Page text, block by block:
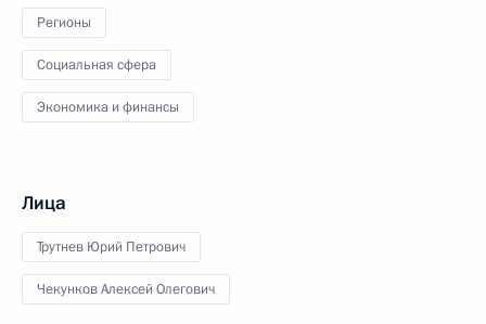
Регионы
Социальная сфера
Экономика и финансы
Лица
Трутнев Юрий Петрович
Чекунков Алексей Олегович